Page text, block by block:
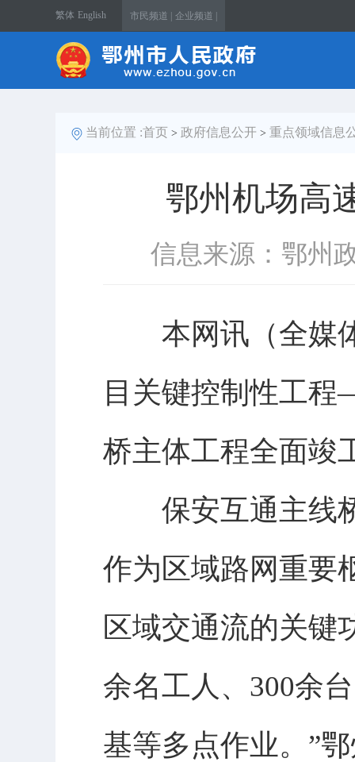
繁体 English 市民频道 | 企业频道 |
当前位置 :首页 > 政府信息公开 > 重点领域信息
鄂州机场高
信息来源：鄂州
本网讯（全媒体
目关键控制性工
桥主体工程全面竣
保安互通主线桥
作为区域路网重要
区域交通流的关键
余名工人、300余
基等多点作业。”